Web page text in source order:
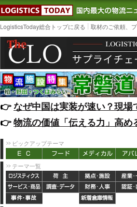
LOGISTICS
LogisticsToday総合トップに戻る 取材のご依頼、
👉️なぜ中国は実装が速い？現
👉️物流の価値「伝える力」高
ピックアップテーマ
テーマ一覧